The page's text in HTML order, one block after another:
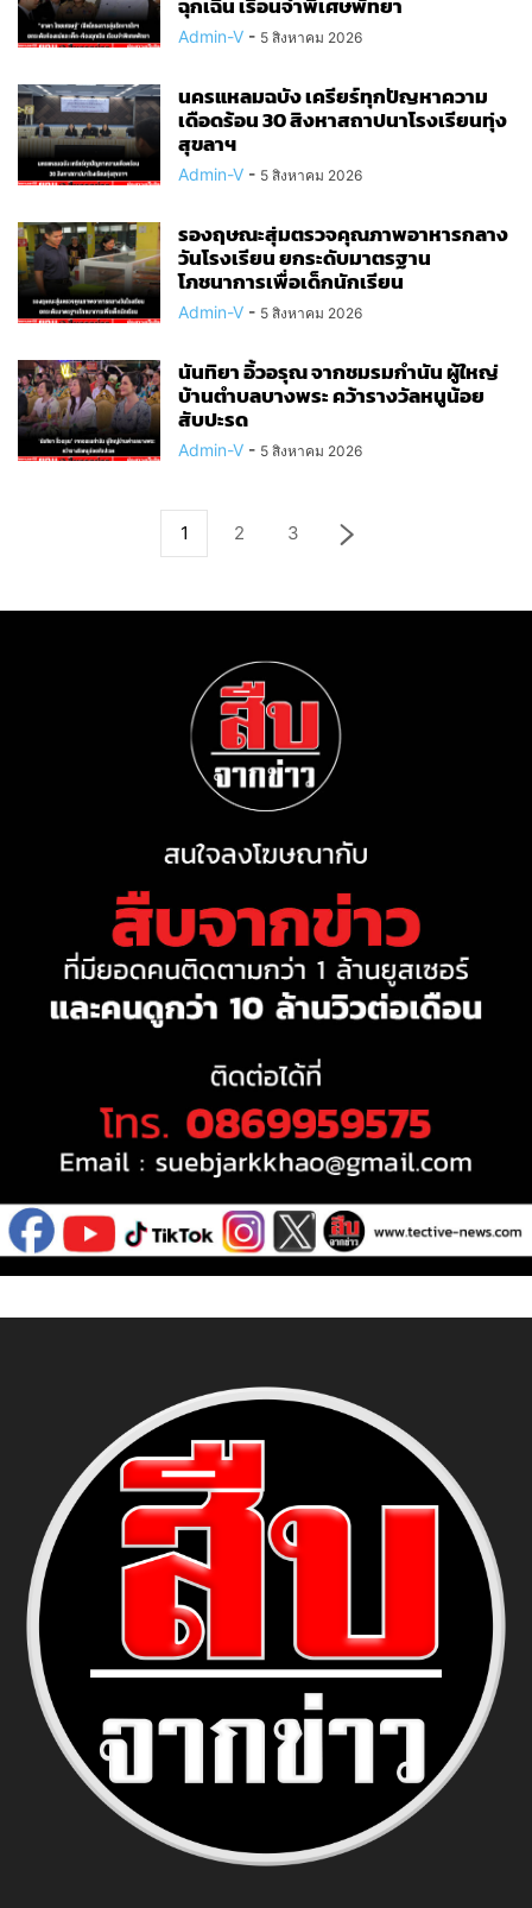
Admin-V - 5 สิงหาคม 2026
นครแหลมฉบัง เครียร์ทุกปัญหาความ
เดือดร้อน 30 สิงหาสถาปนาโรงเรียนทุ่ง
สุขลาฯ
Admin-V - 5 สิงหาคม 2026
รองฤษณะสุ่มตรวจคุณภาพอาหารกลาง
วันโรงเรียน ยกระดับมาตรฐาน
โภชนาการเพื่อเด็กนักเรียน
Admin-V - 5 สิงหาคม 2026
นันทิยา อิ้วอรุณ จากชมรมกำนัน ผู้ใหญ่
บ้านตำบลบางพระ คว้ารางวัลหนูน้อย
สับปะรด
Admin-V - 5 สิงหาคม 2026
1 2 3